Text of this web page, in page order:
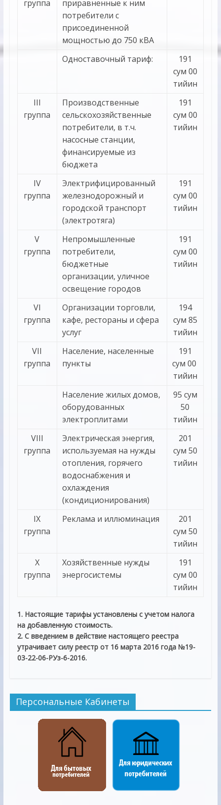
группа
приравненные к ним
потребители с
присоединенной
мощностью до 750 кВА
Одноставочный тариф:
191
сум 00
тийин
III
группа
Производственные
сельскохозяйственные
потребители, в т.ч.
насосные станции,
финансируемые из
бюджета
191
сум 00
тийин
IV
группа
Электрифицированный
железнодорожный и
городской транспорт
(электротяга)
191
сум 00
тийин
V
группа
Непромышленные
потребители,
бюджетные
организации, уличное
освещение городов
191
сум 00
тийин
VI
группа
Организации торговли,
кафе, рестораны и сфера
услуг
194
сум 85
тийин
VII
группа
Население, населенные
пункты
191
сум 00
тийин
Население жилых домов,
оборудованных
электроплитами
95 сум
50
тийин
VIII
группа
Электрическая энергия,
используемая на нужды
отопления, горячего
водоснабжения и
охлаждения
(кондиционирования)
201
сум 50
тийин
IX
группа
Реклама и иллюминация
201
сум 50
тийин
X
группа
Хозяйственные нужды
энергосистемы
191
сум 00
тийин
1. Настоящие тарифы установлены с учетом налога
на добавленную стоимость.
2. С введением в действие настоящего реестра
утрачивает силу реестр от 16 марта 2016 года №19-
03-22-06-РУз-6-2016.
Персональные Кабинеты